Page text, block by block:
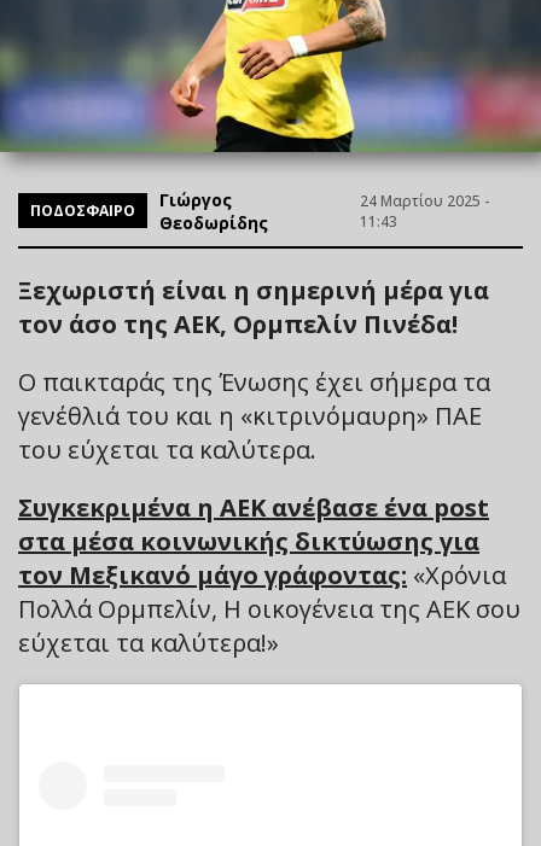
ΠΟΔΟΣΦΑΙΡΟ
Γιώργος
Θεοδωρίδης
24 Μαρτίου 2025 -
11:43
Ξεχωριστή είναι η σημερινή μέρα για
τον άσο της ΑΕΚ, Ορμπελίν Πινέδα!
Ο παικταράς της Ένωσης έχει σήμερα τα
γενέθλιά του και η «κιτρινόμαυρη» ΠΑΕ
του εύχεται τα καλύτερα.
Συγκεκριμένα η ΑΕΚ ανέβασε ένα post
στα μέσα κοινωνικής δικτύωσης για
τον Μεξικανό μάγο γράφοντας: «Χρόνια
Πολλά Ορμπελίν, Η οικογένεια της ΑΕΚ σου
εύχεται τα καλύτερα!»